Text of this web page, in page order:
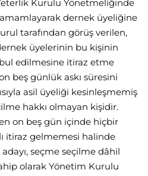
Kurulu Yönetmeliğinde
dernek üyeliğine
tarafından görüş verilen,
üyelerinin bu kişinin
edilmesine itiraz etme
beş günlük askı süresini
asil üyeliği kesinleşmemiş
hakkı olmayan kişidir.
on beş gün içinde hiçbir
itiraz gelmemesi halinde
seçme seçilme dâhil
olarak Yönetim Kurulu